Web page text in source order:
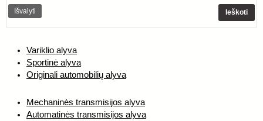
Išvalyti Ieškoti
Variklio alyva
Sportinė alyva
Originali automobilių alyva
Mechaninės transmisijos alyva
Automatinės transmisijos alyva